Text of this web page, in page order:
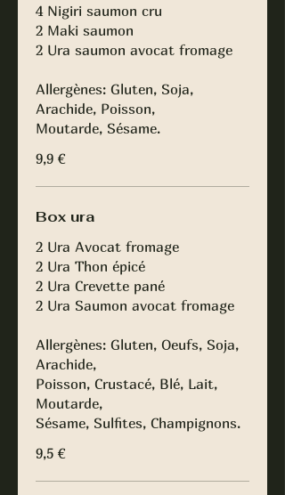
4 Nigiri saumon cru
2 Maki saumon
2 Ura saumon avocat fromage
Allergènes: Gluten, Soja,
Arachide, Poisson,
Moutarde, Sésame.
9,9 €
Box ura
2 Ura Avocat fromage
2 Ura Thon épicé
2 Ura Crevette pané
2 Ura Saumon avocat fromage
Allergènes: Gluten, Oeufs, Soja,
Arachide,
Poisson, Crustacé, Blé, Lait,
Moutarde,
Sésame, Sulfites, Champignons.
9,5 €